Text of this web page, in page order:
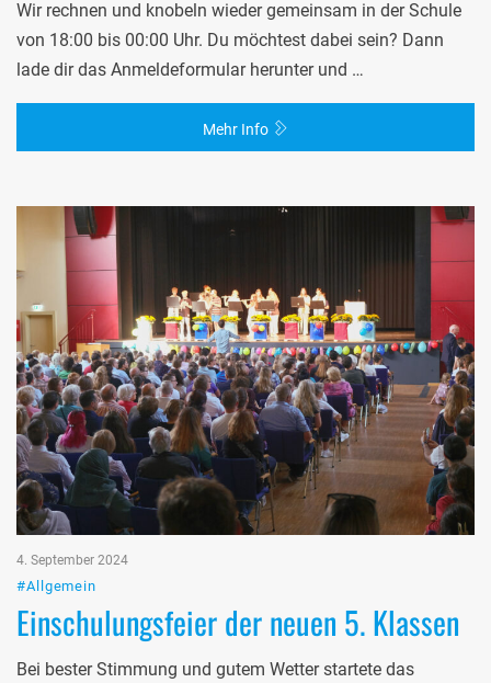
Wir rechnen und knobeln wieder gemeinsam in der Schule
von 18:00 bis 00:00 Uhr. Du möchtest dabei sein? Dann
lade dir das Anmeldeformular herunter und …
Mehr Info
4. September 2024
#Allgemein
Einschulungsfeier der neuen 5. Klassen
Bei bester Stimmung und gutem Wetter startete das